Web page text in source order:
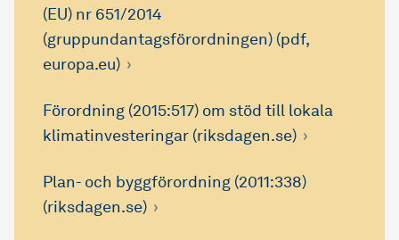
(EU) nr 651/2014
(gruppundantagsförordningen) (pdf,
europa.eu)
Förordning (2015:517) om stöd till lokala
klimatinvesteringar (riksdagen.se)
Plan- och byggförordning (2011:338)
(riksdagen.se)